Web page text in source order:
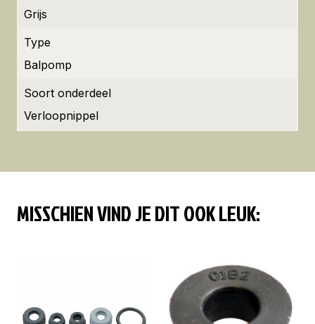
Grijs
Type
Balpomp
Soort onderdeel
Verloopnippel
MISSCHIEN VIND JE DIT OOK LEUK: